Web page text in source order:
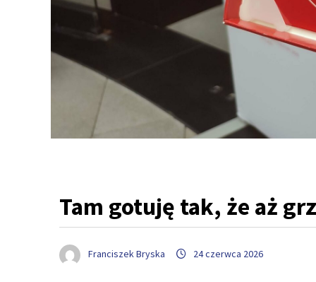
Tam gotuję tak, że aż
Franciszek Bryska 24 czerwca 2026